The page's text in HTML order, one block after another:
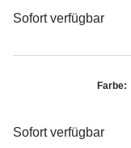
Sofort verfügbar
Farbe:
Sofort verfügbar